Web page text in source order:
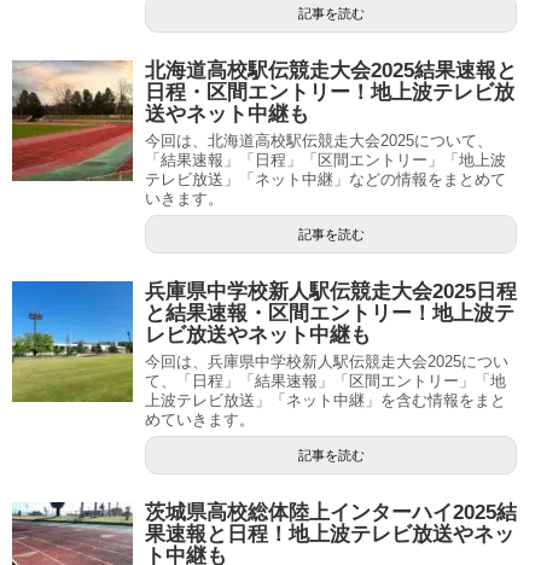
記事を読む
北海道高校駅伝競走大会2025結果速報と
日程・区間エントリー！地上波テレビ放
送やネット中継も
今回は、北海道高校駅伝競走大会2025について、
「結果速報」「日程」「区間エントリー」「地上波
テレビ放送」「ネット中継」などの情報をまとめて
いきます。
記事を読む
兵庫県中学校新人駅伝競走大会2025日程
と結果速報・区間エントリー！地上波テ
レビ放送やネット中継も
今回は、兵庫県中学校新人駅伝競走大会2025につい
て、「日程」「結果速報」「区間エントリー」「地
上波テレビ放送」「ネット中継」を含む情報をまと
めていきます。
記事を読む
茨城県高校総体陸上インターハイ2025結
果速報と日程！地上波テレビ放送やネッ
ト中継も